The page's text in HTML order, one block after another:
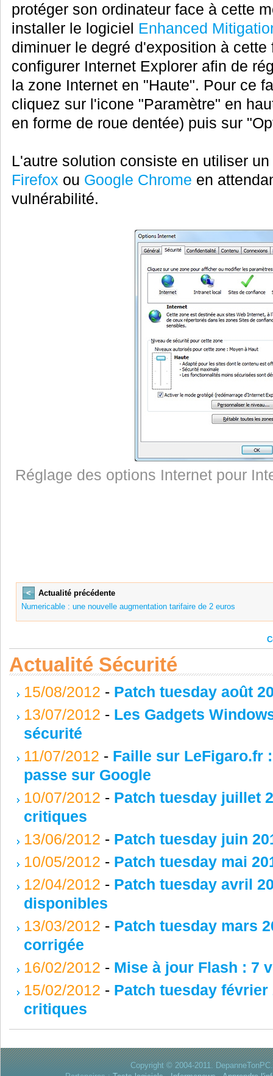
protéger son ordinateur face à cette
installer le logiciel Enhanced
diminuer le degré d'exposition à
configurer Internet Explorer afin de
la zone Internet en "Haute". Pour ce
cliquez sur l'icone "Paramètre" en
en forme de roue dentée) puis sur
L'autre solution consiste en utiliser
Firefox ou Google Chrome en
vulnérabilité.
Réglage des options Internet pour
<
Actualité précédente
Numericable : une nouvelle augmentation tarifaire de 2 euros
Actualité Sécurité
15/08/2012 - Patch tuesday août
13/07/2012 - Les Gadgets
sécurité
11/07/2012 - Faille sur LeFigaro.fr
passe sur Google
10/07/2012 - Patch tuesday juillet
critiques
13/06/2012 - Patch tuesday juin
10/05/2012 - Patch tuesday mai
12/04/2012 - Patch tuesday avril
disponibles
13/03/2012 - Patch tuesday mars
corrigée
16/02/2012 - Mise à jour Flash : 7
15/02/2012 - Patch tuesday
critiques
Copyright © 2004-2011.